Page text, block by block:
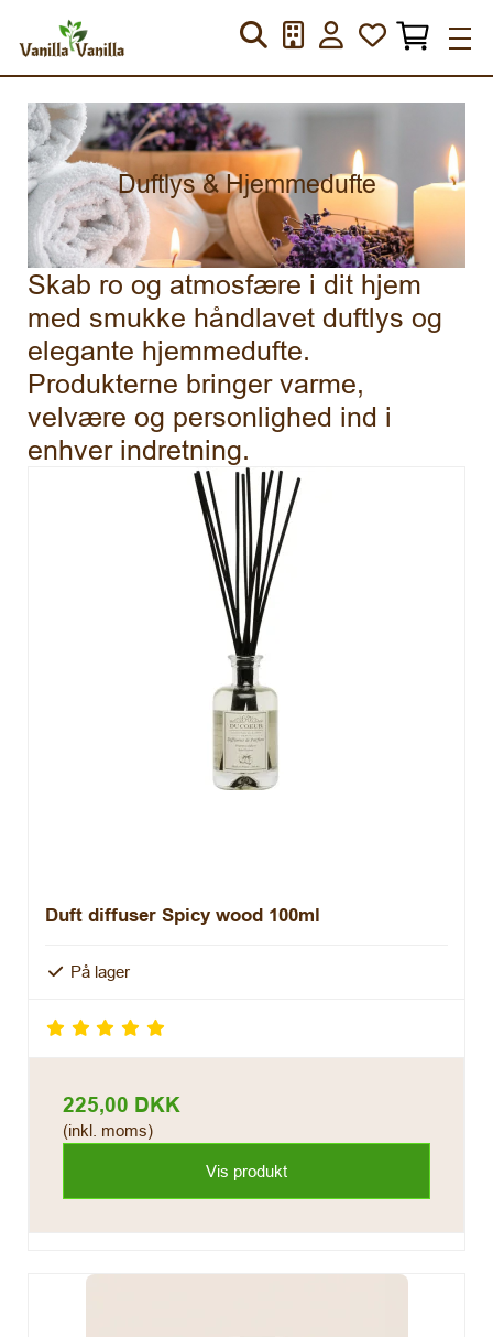
Duftlys & Hjemmedufte
Skab ro og atmosfære i dit hjem
med smukke håndlavet duftlys og
elegante hjemmedufte.
Produkterne bringer varme,
velvære og personlighed ind i
enhver indretning.
Duft diffuser Spicy wood 100ml
På lager
225,00 DKK
(inkl. moms)
Vis produkt